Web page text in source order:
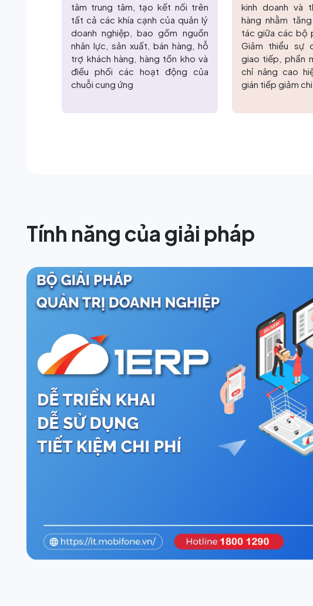
tâm trung tâm, tạo kết nối trên
tất cả các khía cạnh của quản lý
doanh nghiệp, bao gồm nguồn
nhân lực, sản xuất, bán hàng, hỗ
trợ khách hàng, hàng tồn kho và
điều phối các hoạt động của
chuỗi cung ứng
kinh doanh và
hàng nhằm
tác giữa các bộ
Giảm thiểu sự
giao tiếp, phần
chỉ nâng cao
gián tiếp giảm
Tính năng của giải pháp